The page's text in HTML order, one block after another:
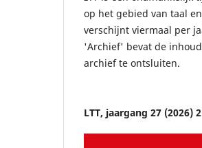
op het gebied van taal
verschijnt viermaal per
'Archief' bevat de
archief te ontsluiten.
LTT, jaargang 27 (2026) 2